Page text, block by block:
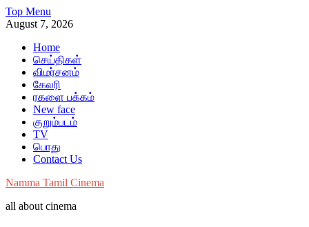
Skip
to
Top Menu
August 7, 2026
Home
செய்திகள்
விமர்சனம்
கேலரி
ரகளை பக்கம்
New face
குறும்படம்
TV
பொது
Contact Us
Namma Tamil Cinema
all about cinema